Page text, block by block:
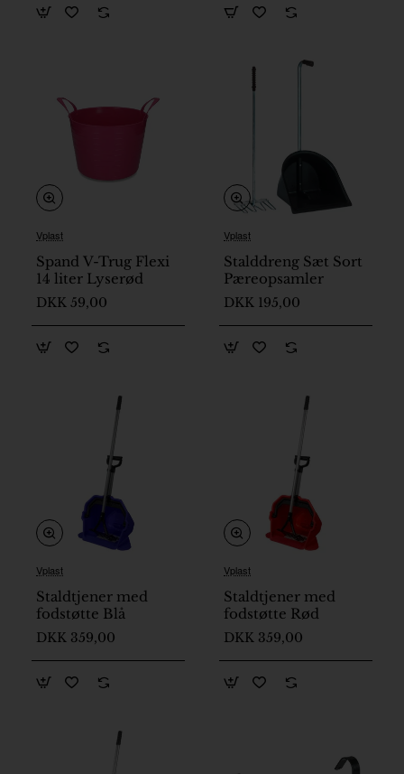
Vplast
Spand V-Trug Flexi
14 liter Lyserød
DKK 59,00
Vplast
Stalddreng Sæt Sort
Pæreopsamler
DKK 195,00
Vplast
Staldtjener med
fodstøtte Blå
DKK 359,00
Vplast
Staldtjener med
fodstøtte Rød
DKK 359,00